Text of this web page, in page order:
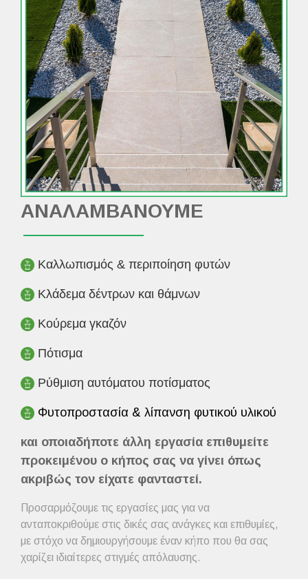
ΑΝΑΛΑΜΒΑΝΟΥΜΕ
Καλλωπισμός & περιποίηση φυτών
Κλάδεμα δέντρων και θάμνων
Κούρεμα γκαζόν
Πότισμα
Ρύθμιση αυτόματου ποτίσματος
Φυτοπροστασία & λίπανση φυτικού υλικού
και οποιαδήποτε άλλη εργασία επιθυμείτε
προκειμένου ο κήπος σας να γίνει όπως
ακριβώς τον είχατε φανταστεί.
Προσαρμόζουμε τις εργασίες μας για να
ανταποκριθούμε στις δικές σας ανάγκες και επιθυμίες,
με στόχο να δημιουργήσουμε έναν κήπο που θα σας
χαρίζει ιδιαίτερες στιγμές απόλαυσης.